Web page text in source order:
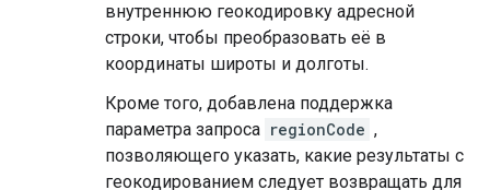
внутреннюю геокодировку адресной
строки, чтобы преобразовать её в
координаты широты и долготы.
Кроме того, добавлена ​​поддержка
параметра запроса regionCode ,
позволяющего указать, какие результаты с
геокодированием следует возвращать для